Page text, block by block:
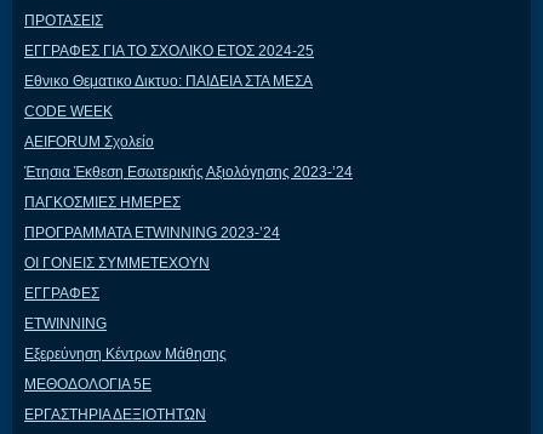
ΠΡΟΤΑΣΕΙΣ
ΕΓΓΡΑΦΕΣ ΓΙΑ ΤΟ ΣΧΟΛΙΚΟ ΕΤΟΣ 2024-25
Εθνικο Θεματικο Δικτυο: ΠΑΙΔΕΙΑ ΣΤΑ ΜΕΣΑ
CODE WEEK
AEIFORUM Σχολείο
Έτησια Έκθεση Εσωτερικής Αξιολόγησης 2023-’24
ΠΑΓΚΟΣΜΙΕΣ ΗΜΕΡΕΣ
ΠΡΟΓΡΑΜΜΑΤΑ ETWINNING 2023-’24
ΟΙ ΓΟΝΕΙΣ ΣΥΜΜΕΤΕΧΟΥΝ
ΕΓΓΡΑΦΕΣ
ETWINNING
Εξερεύνηση Κέντρων Μάθησης
ΜΕΘΟΔΟΛΟΓΙΑ 5Ε
ΕΡΓΑΣΤΗΡΙΑ ΔΕΞΙΟΤΗΤΩΝ